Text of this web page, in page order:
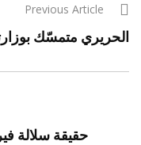
Previous Article
الحريري متمسّك
حقيقة سلالة